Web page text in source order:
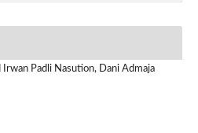
Padli Nasution, Dani Admaja